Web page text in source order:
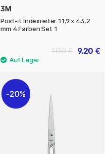
3M
Post-it Indexreiter 11,9 x 43,2
mm 4 Farben Set 1
9.20 €
11.50 €
20%